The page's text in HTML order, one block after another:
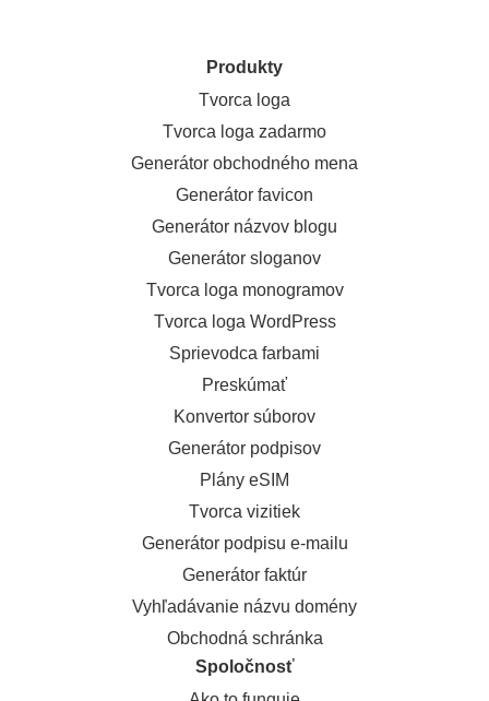
Produkty
Tvorca loga
Tvorca loga zadarmo
Generátor obchodného mena
Generátor favicon
Generátor názvov blogu
Generátor sloganov
Tvorca loga monogramov
Tvorca loga WordPress
Sprievodca farbami
Preskúmať
Konvertor súborov
Generátor podpisov
Plány eSIM
Tvorca vizitiek
Generátor podpisu e-mailu
Generátor faktúr
Vyhľadávanie názvu domény
Obchodná schránka
Spoločnosť